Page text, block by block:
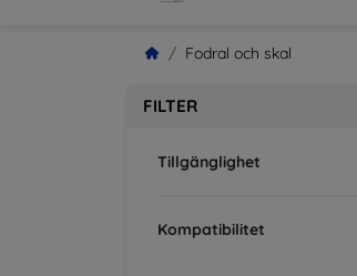
Fodral och skal
FILTER
Tillgänglighet
Kompatibilitet